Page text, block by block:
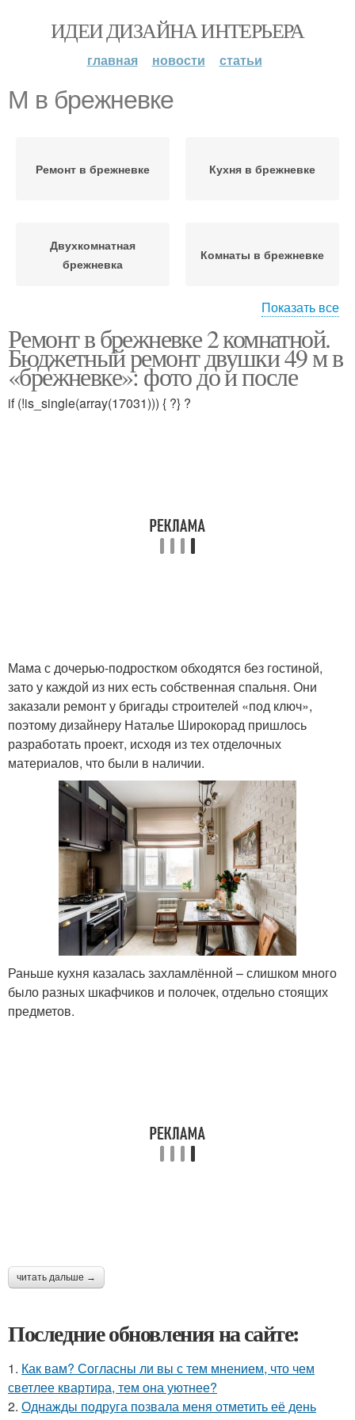
ИДЕИ ДИЗАЙНА ИНТЕРЬЕРА
главная новости статьи
М в брежневке
Ремонт в брежневке Кухня в брежневке
Двухкомнатная
брежневка
Комнаты в брежневке
Квартиры в брежневке
Показать все
Ремонт в брежневке 2 комнатной.
Бюджетный ремонт двушки 49 м в
«брежневке»: фото до и после
if (!is_single(array(17031))) { ?} ?
Мама с дочерью-подростком обходятся без гостиной,
зато у каждой из них есть собственная спальня. Они
заказали ремонт у бригады строителей «под ключ»,
поэтому дизайнеру Наталье Широкорад пришлось
разработать проект, исходя из тех отделочных
материалов, что были в наличии.
Раньше кухня казалась захламлённой – слишком много
было разных шкафчиков и полочек, отдельно стоящих
предметов.
читать дальше →
Последние обновления на сайте:
1. Как вам? Согласны ли вы с тем мнением, что чем
светлее квартира, тем она уютнее?
2. Однажды подруга позвала меня отметить её день